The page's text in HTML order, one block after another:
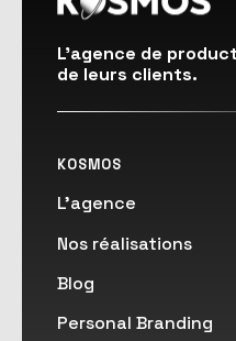
hôteliers et de
stratégie de
le niveau
L'agence de
de leurs clients.
KOSMOS
L'agence
Nos réalisations
Blog
Personal Branding